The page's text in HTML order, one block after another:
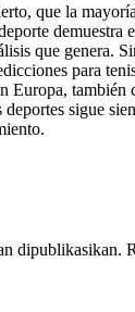
que la
demuestra
que genera.
para
Europa, también
deportes sigue
dipublikasikan.